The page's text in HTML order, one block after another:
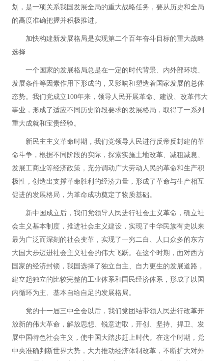
划，是一项关系我国发展全局的重大战略任务，要从历史和全局
的高度准确把握并积极推进。
加快构建新发展格局是实现第二个百年奋斗目标的重大战略
选择
一个国家的发展格局总是在一定的时代背景、内外部环境、
发展条件等因素作用下形成的，又影响和塑造着国家发展的总体
态势。我们党成立100年来，领导人民开展革命、建设、改革伟大
事业，形成了适应不同历史阶段要求的发展格局，取得了一系列
重大成就和宝贵经验。
新民主主义革命时期，我们党领导人民进行反帝反封建的革
命斗争，根据不同阶段的实际，探索实施土地改革、减租减息、
发展工商业等经济政策，充分调动广大劳动人民的革命和生产积
极性，创造出支撑革命胜利的经济力量，形成了革命与生产相互
促进的发展格局，为革命成功奠定了物质基础。
新中国成立后，我们党领导人民进行社会主义革命，确立社
会主义基本制度，推进社会主义建设，实现了中华民族有史以来
最为广泛而深刻的社会变革，实现了一穷二白、人口众多的东方
大国大步迈进社会主义社会的伟大飞跃。在这个时期，面对西方
国家的经济封锁，我国选择了独立自主、自力更生的发展道路，
建立起独立的比较完整的工业体系和国民经济体系，形成了以国
内循环为主、基本自给自足的发展格局。
党的十一届三中全会以后，我们党团结带领人民进行改革开
放新的伟大革命，解放思想、锐意进取，开创、坚持、捍卫、发
展中国特色社会主义，使中国大踏步赶上时代。在这个时期，党
中央准确判断世界大势，大力推动经济体制改革，不断扩大对外